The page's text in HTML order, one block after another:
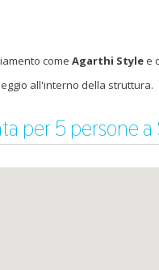
come Agarthi Style e
all'interno della struttura.
per 5 persone a